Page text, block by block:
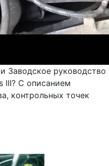
Заводское руководство
III? С описанием
контрольных точек